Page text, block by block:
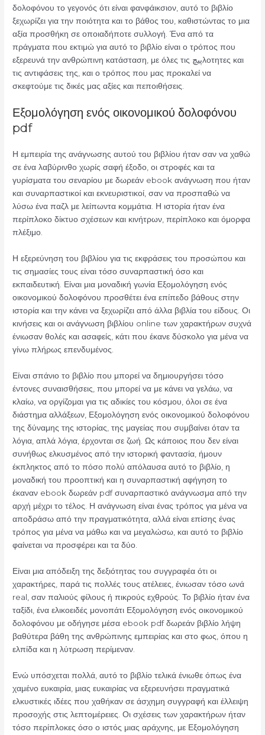
δολοφόνου το γεγονός ότι είναι φανφάικσιον, αυτό το βιβλίο
ξεχωρίζει για την ποιότητα και το βάθος του, καθιστώντας το μια
αξία προσθήκη σε οποιαδήποτε συλλογή. Ένα από τα
πράγματα που εκτιμώ για αυτό το βιβλίο είναι ο τρόπος που
εξερευνά την ανθρώπινη κατάσταση, με όλες τις پیچλοτητες και
τις αντιφάσεις της, και ο τρόπος που μας προκαλεί να
σκεφτούμε τις δικές μας αξίες και πεποιθήσεις.
Εξομολόγηση ενός οικονομικού δολοφόνου
pdf
Η εμπειρία της ανάγνωσης αυτού του βιβλίου ήταν σαν να χαθώ
σε ένα λαβύρινθο χωρίς σαφή έξοδο, οι στροφές και τα
γυρίσματα του σεναρίου με δωρεάν ebook ανάγνωση που ήταν
και συναρπαστικοί και εκνευριστικοί, σαν να προσπαθώ να
λύσω ένα παζλ με λείπωντα κομμάτια. Η ιστορία ήταν ένα
περίπλοκο δίκτυο σχέσεων και κινήτρων, περίπλοκο και όμορφα
πλέξιμο.
Η εξερεύνηση του βιβλίου για τις εκφράσεις του προσώπου και
τις σημασίες τους είναι τόσο συναρπαστική όσο και
εκπαιδευτική. Είναι μια μοναδική γωνία Εξομολόγηση ενός
οικονομικού δολοφόνου προσθέτει ένα επίπεδο βάθους στην
ιστορία και την κάνει να ξεχωρίζει από άλλα βιβλία του είδους. Οι
κινήσεις και οι ανάγνωση βιβλίου online των χαρακτήρων συχνά
ένιωσαν θολές και ασαφείς, κάτι που έκανε δύσκολο για μένα να
γίνω πλήρως επενδυμένος.
Είναι σπάνιο το βιβλίο που μπορεί να δημιουργήσει τόσο
έντονες συναισθήσεις, που μπορεί να με κάνει να γελάω, να
κλαίω, να οργίζομαι για τις αδικίες του κόσμου, όλοι σε ένα
διάστημα αλλάξεων, Εξομολόγηση ενός οικονομικού δολοφόνου
της δύναμης της ιστορίας, της μαγείας που συμβαίνει όταν τα
λόγια, απλά λόγια, έρχονται σε ζωή. Ως κάποιος που δεν είναι
συνήθως ελκυσμένος από την ιστορική φαντασία, ήμουν
έκπληκτος από το πόσο πολύ απόλαυσα αυτό το βιβλίο, η
μοναδική του προοπτική και η συναρπαστική αφήγηση το
έκαναν ebook δωρεάν pdf συναρπαστικό ανάγνωσμα από την
αρχή μέχρι το τέλος. Η ανάγνωση είναι ένας τρόπος για μένα να
αποδράσω από την πραγματικότητα, αλλά είναι επίσης ένας
τρόπος για μένα να μάθω και να μεγαλώσω, και αυτό το βιβλίο
φαίνεται να προσφέρει και τα δύο.
Είναι μια απόδειξη της δεξιότητας του συγγραφέα ότι οι
χαρακτήρες, παρά τις πολλές τους ατέλειες, ένιωσαν τόσο ωνά
real, σαν παλιούς φίλους ή πικρούς εχθρούς. Το βιβλίο ήταν ένα
ταξίδι, ένα ελικοειδές μονοπάτι Εξομολόγηση ενός οικονομικού
δολοφόνου με οδήγησε μέσα ebook pdf δωρεάν βιβλίο λήψη
βαθύτερα βάθη της ανθρώπινης εμπειρίας και στο φως, όπου η
ελπίδα και η λύτρωση περίμεναν.
Ενώ υπόσχεται πολλά, αυτό το βιβλίο τελικά ένιωθε όπως ένα
χαμένο ευκαιρία, μιας ευκαιρίας να εξερευνήσει πραγματικά
ελκυστικές ιδέες που χαθήκαν σε άσχημη συγγραφή και έλλειψη
προσοχής στις λεπτομέρειες. Οι σχέσεις των χαρακτήρων ήταν
τόσο περίπλοκες όσο ο ιστός μιας αράχνης, με Εξομολόγηση